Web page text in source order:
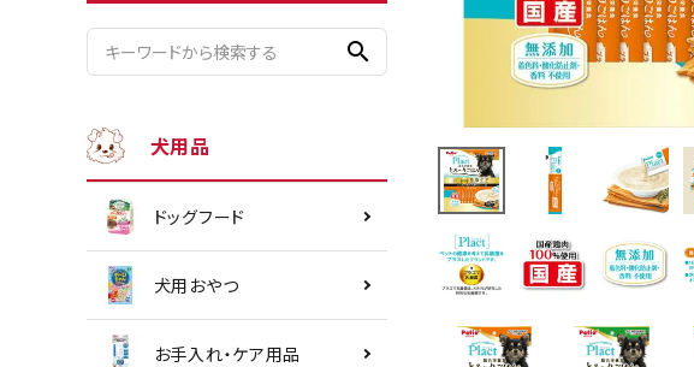
search
犬用品
ドッグフード
犬用おやつ
お手入れ・ケア用品